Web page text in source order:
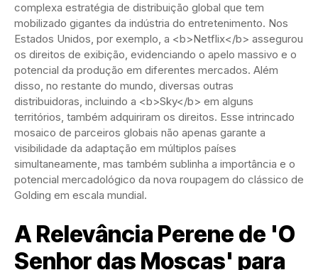
complexa estratégia de distribuição global que tem
mobilizado gigantes da indústria do entretenimento. Nos
Estados Unidos, por exemplo, a <b>Netflix</b> assegurou
os direitos de exibição, evidenciando o apelo massivo e o
potencial da produção em diferentes mercados. Além
disso, no restante do mundo, diversas outras
distribuidoras, incluindo a <b>Sky</b> em alguns
territórios, também adquiriram os direitos. Esse intrincado
mosaico de parceiros globais não apenas garante a
visibilidade da adaptação em múltiplos países
simultaneamente, mas também sublinha a importância e o
potencial mercadológico da nova roupagem do clássico de
Golding em escala mundial.
A Relevância Perene de 'O
Senhor das Moscas' para